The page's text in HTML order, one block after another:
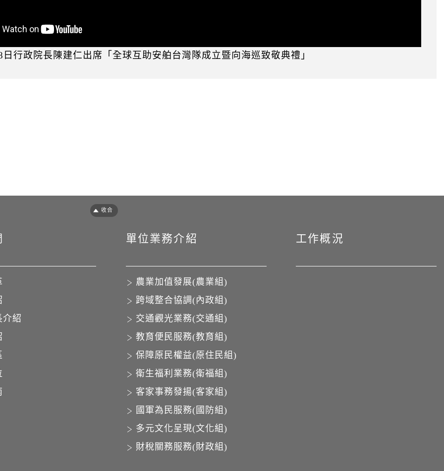
日行政院長陳建仁出席「全球互助安舶台灣隊成立暨向海巡致敬典禮」
介紹
單位業務介紹
農業加值發展(農業組)
跨域整合協調(內政組)
交通觀光業務(交通組)
教育便民服務(教育組)
保障原民權益(原住民組)
衛生福利業務(衛福組)
客家事務發揚(客家組)
國軍為民服務(國防組)
多元文化呈現(文化組)
財稅關務服務(財政組)
工作概況